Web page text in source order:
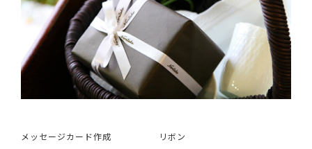
メッセージカード作成 リボン